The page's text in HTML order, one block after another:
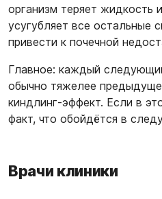
организм теряет жидкость
усугубляет все остальные
привести к почечной
Главное: каждый
обычно тяжелее
киндлинг-эффект. Если в
факт, что обойдётся в
Врачи клиники